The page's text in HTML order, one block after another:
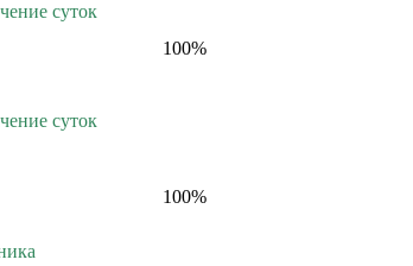
суток
100%
суток
100%